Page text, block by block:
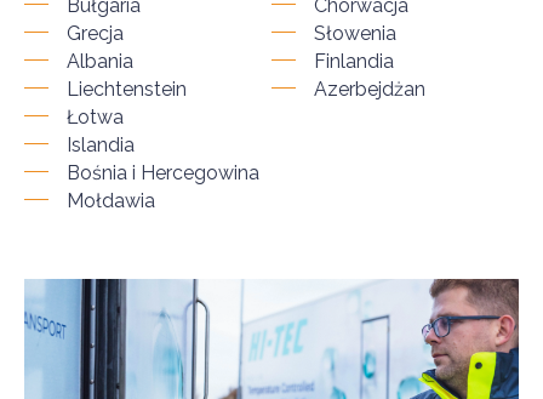
Bułgaria
Grecja
Albania
Liechtenstein
Chorwacja
Słowenia
Finlandia
Azerbejdżan
Łotwa
Islandia
Bośnia i Hercegowina
Mołdawia